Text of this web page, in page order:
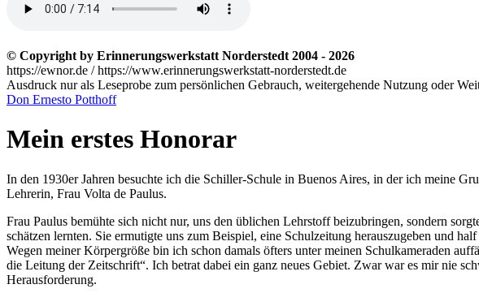
© Copyright by Erinnerungswerkstatt Norderstedt 2004 - 2026
https://ewnor.de / https://www.erinnerungswerkstatt-norderstedt.de
Ausdruck nur als Leseprobe zum persönlichen Gebrauch, weitergehende Nutzung oder
Don Ernesto Potthoff
Mein erstes Honorar
In den 1930er Jahren besuchte ich die Schiller-Schule in Buenos Aires, in der ich meine
Lehrerin, Frau Volta de Paulus.
Frau Paulus bemühte sich nicht nur, uns den üblichen Lehrstoff beizubringen, sondern
schätzen lernten. Sie ermutigte uns zum Beispiel, eine Schulzeitung herauszugeben und
Wegen meiner Körpergröße bin ich schon damals öfters unter meinen Schulkameraden
die Leitung der Zeitschrift . Ich betrat dabei ein ganz neues Gebiet. Zwar war es mir nie
Herausforderung.